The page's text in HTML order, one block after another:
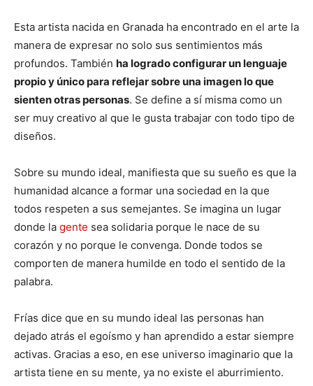
Esta artista nacida en Granada ha encontrado en el arte la
manera de expresar no solo sus sentimientos más
profundos. También ha logrado configurar un lenguaje
propio y único para reflejar sobre una imagen lo que
sienten otras personas. Se define a sí misma como un
ser muy creativo al que le gusta trabajar con todo tipo de
diseños.
Sobre su mundo ideal, manifiesta que su sueño es que la
humanidad alcance a formar una sociedad en la que
todos respeten a sus semejantes. Se imagina un lugar
donde la gente sea solidaria porque le nace de su
corazón y no porque le convenga. Donde todos se
comporten de manera humilde en todo el sentido de la
palabra.
Frías dice que en su mundo ideal las personas han
dejado atrás el egoísmo y han aprendido a estar siempre
activas. Gracias a eso, en ese universo imaginario que la
artista tiene en su mente, ya no existe el aburrimiento.